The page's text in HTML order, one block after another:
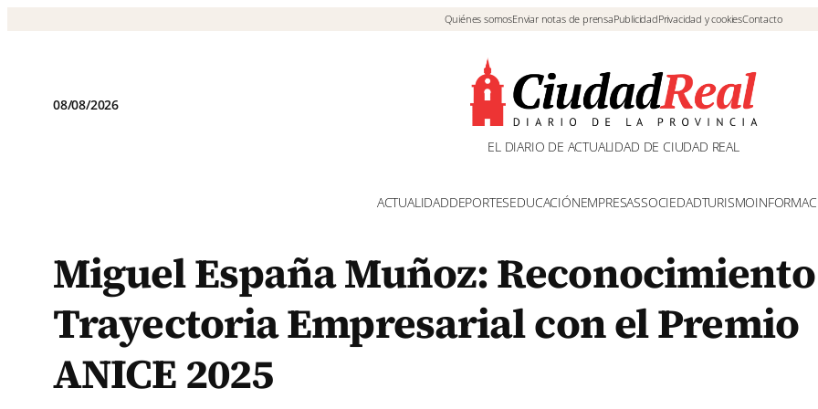
Quiénes somosEnviar notas de prensaPublicidadPrivacidad y cookiesContacto
08/08/2026
EL DIARIO DE ACTUALIDAD DE CIUDAD REAL
ACTUALIDADDEPORTESEDUCACIÓNEMPRESASSOCIEDADTURISMO
Miguel España Muñoz:
Trayectoria Empresarial con el Premio
ANICE 2025